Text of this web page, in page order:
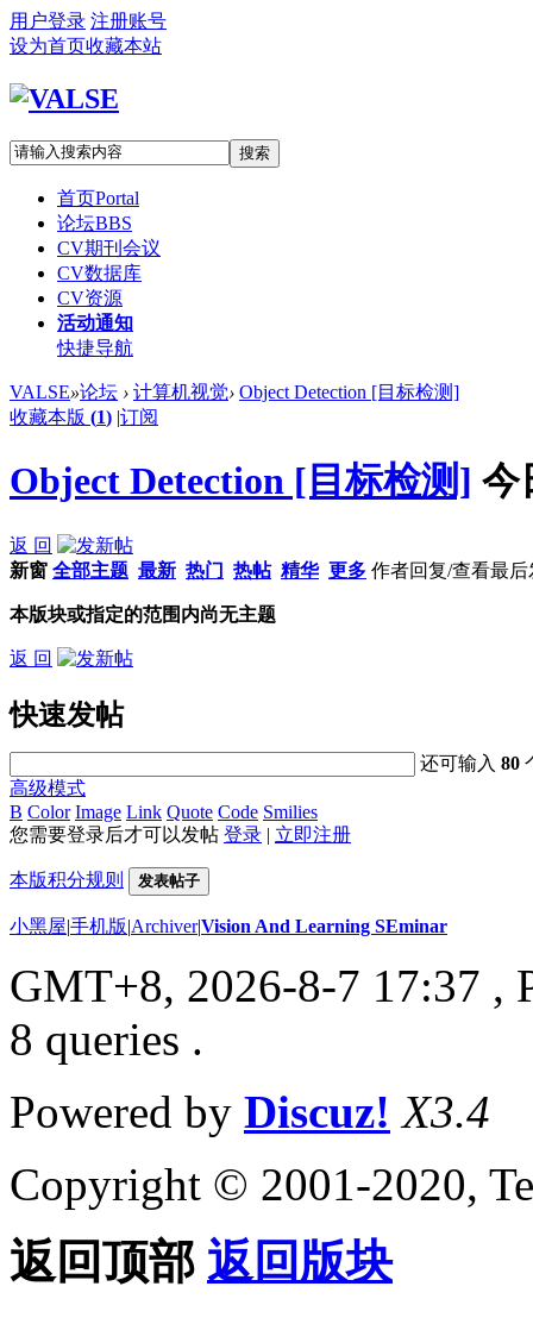
用户登录 注册账号
设为首页收藏本站
搜索
首页Portal
论坛BBS
CV期刊会议
CV数据库
CV资源
活动通知
快捷导航
VALSE»论坛 › 计算机视觉› Object Detection [目标检测]
收藏本版 (1) |订阅
Object Detection [目标检测]
返 回
新窗 全部主题 最新 热门 热帖 精华 更多 作者回复/查看最后
本版块或指定的范围内尚无主题
返 回
快速发帖
还可输入80
高级模式
B Color Image Link Quote Code Smilies
您需要登录后才可以发帖 登录 | 立即注册
本版积分规则 发表帖子
小黑屋|手机版|Archiver|Vision And Learning SEminar
GMT+8, 2026-8-7 17:37 ,
8 queries .
Powered by Discuz! X3.4
Copyright © 2001-2020,
返回顶部 返回版块